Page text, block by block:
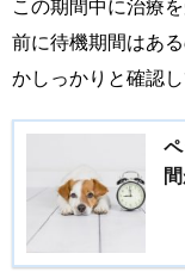
この期間中に治療
前に待機期間はあ
かしっかりと確認